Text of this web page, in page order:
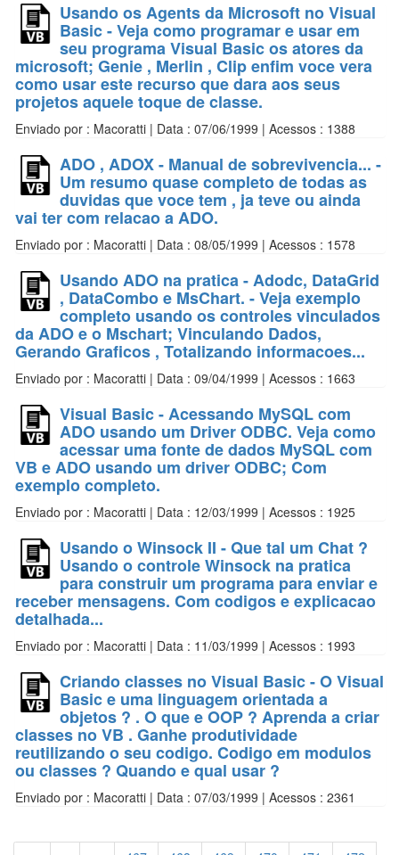
Usando os Agents da Microsoft no Visual
Basic - Veja como programar e usar em
seu programa Visual Basic os atores da
microsoft; Genie , Merlin , Clip enfim voce vera
como usar este recurso que dara aos seus
projetos aquele toque de classe.
Enviado por : Macoratti | Data : 07/06/1999 | Acessos : 1388
ADO , ADOX - Manual de sobrevivencia... -
Um resumo quase completo de todas as
duvidas que voce tem , ja teve ou ainda
vai ter com relacao a ADO.
Enviado por : Macoratti | Data : 08/05/1999 | Acessos : 1578
Usando ADO na pratica - Adodc, DataGrid
, DataCombo e MsChart. - Veja exemplo
completo usando os controles vinculados
da ADO e o Mschart; Vinculando Dados,
Gerando Graficos , Totalizando informacoes...
Enviado por : Macoratti | Data : 09/04/1999 | Acessos : 1663
Visual Basic - Acessando MySQL com
ADO usando um Driver ODBC. Veja como
acessar uma fonte de dados MySQL com
VB e ADO usando um driver ODBC; Com
exemplo completo.
Enviado por : Macoratti | Data : 12/03/1999 | Acessos : 1925
Usando o Winsock II - Que tal um Chat ?
Usando o controle Winsock na pratica
para construir um programa para enviar e
receber mensagens. Com codigos e explicacao
detalhada...
Enviado por : Macoratti | Data : 11/03/1999 | Acessos : 1993
Criando classes no Visual Basic - O Visual
Basic e uma linguagem orientada a
objetos ? . O que e OOP ? Aprenda a criar
classes no VB . Ganhe produtividade
reutilizando o seu codigo. Codigo em modulos
ou classes ? Quando e qual usar ?
Enviado por : Macoratti | Data : 07/03/1999 | Acessos : 2361